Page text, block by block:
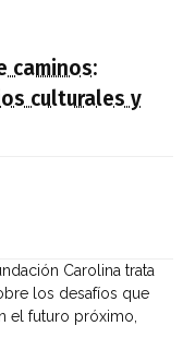
caminos:
culturales y
Carolina trata
los desafíos que
el futuro próximo,